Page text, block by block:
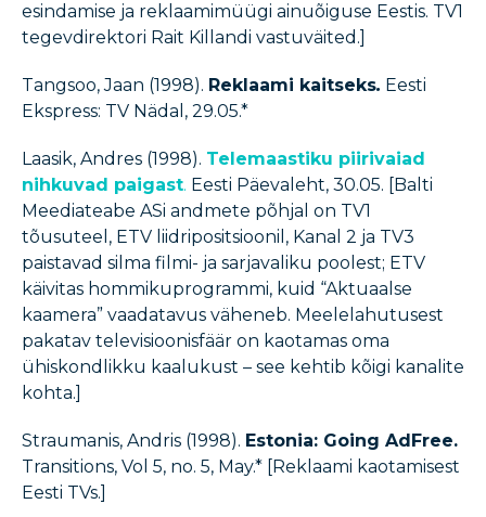
esindamise ja reklaamimüügi ainuõiguse Eestis. TV1
tegevdirektori Rait Killandi vastuväited.]
Tangsoo, Jaan (1998). Reklaami kaitseks. Eesti
Ekspress: TV Nädal, 29.05.*
Laasik, Andres (1998). Telemaastiku piirivaiad
nihkuvad paigast. Eesti Päevaleht, 30.05. [Balti
Meediateabe ASi andmete põhjal on TV1
tõusuteel, ETV liidripositsioonil, Kanal 2 ja TV3
paistavad silma filmi- ja sarjavaliku poolest; ETV
käivitas hommikuprogrammi, kuid “Aktuaalse
kaamera” vaadatavus väheneb. Meelelahutusest
pakatav televisioonisfäär on kaotamas oma
ühiskondlikku kaalukust – see kehtib kõigi kanalite
kohta.]
Straumanis, Andris (1998). Estonia: Going AdFree.
Transitions, Vol 5, no. 5, May.* [Reklaami kaotamisest
Eesti TVs.]